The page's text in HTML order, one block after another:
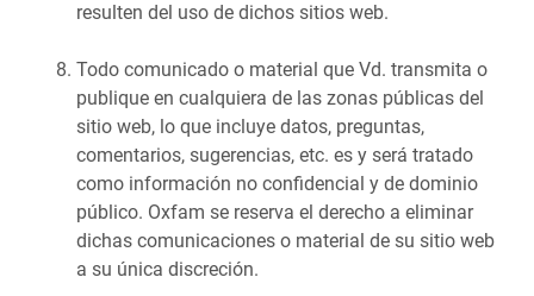
resulten del uso de dichos sitios web.
Todo comunicado o material que Vd. transmita o
publique en cualquiera de las zonas públicas del
sitio web, lo que incluye datos, preguntas,
comentarios, sugerencias, etc. es y será tratado
como información no confidencial y de dominio
público. Oxfam se reserva el derecho a eliminar
dichas comunicaciones o material de su sitio web
a su única discreción.